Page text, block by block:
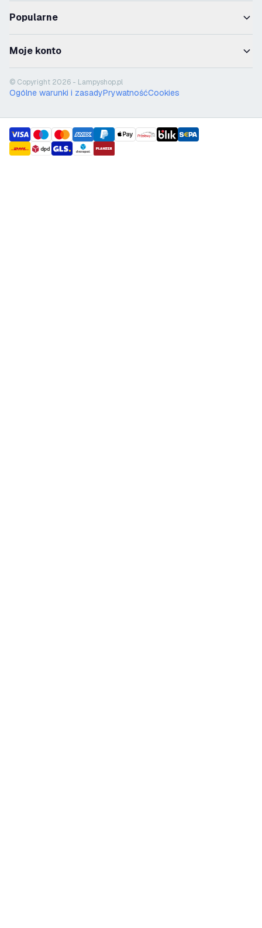
Popularne
Moje konto
© Copyright 2026 - Lampyshop.pl
Ogólne warunki i zasadyPrywatnośćCookies
payment methods
shipment methods